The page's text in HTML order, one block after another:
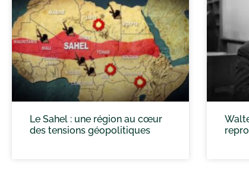
Le Sahel : une région au cœur
des tensions géopolitiques